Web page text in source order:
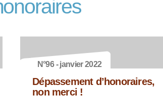
N°96 - janvier 2022
Dépassement d’honoraires,
non merci !